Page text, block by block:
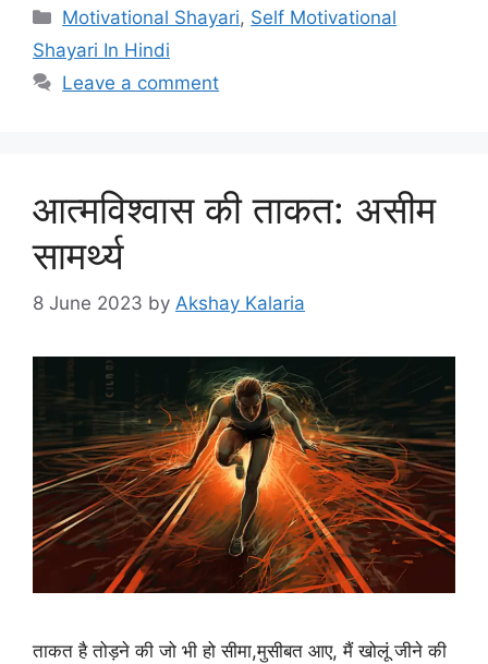
Categories
Motivational Shayari, Self Motivational
Shayari In Hindi
Leave a comment
आत्मविश्वास की ताकत: असीम
सामर्थ्य
8 June 2023 by Akshay Kalaria
ताकत है तोड़ने की जो भी हो सीमा,मुसीबत आए, मैं खोलूं जीने की